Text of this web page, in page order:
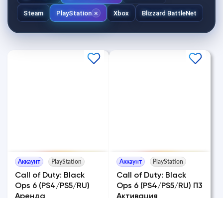
Steam PlayStation Xbox Blizzard BattleNet
Аккаунт PlayStation
Call of Duty: Black
Ops 6 (PS4/PS5/RU)
Аккаунт PlayStation
Call of Duty: Black
Ops 6 (PS4/PS5/RU) П3